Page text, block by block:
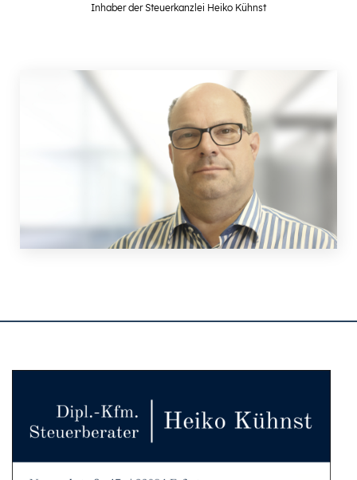
Inhaber der Steuerkanzlei Heiko Kühnst